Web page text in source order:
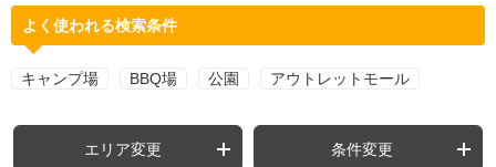
よく使われる検索条件
キャンプ場 BBQ場 公園 アウトレットモール
エリア変更 条件変更